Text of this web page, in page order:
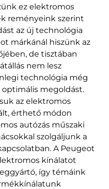
ez elektromos
reményeink szerint
az új technológia
márkánál hiszünk az
de tisztában
nem lesz
technológia még
megoldást.
az elektromos
érthető módon
autózás műszaki
szolgáljunk a
A Peugeot
kínálatot
így témáink